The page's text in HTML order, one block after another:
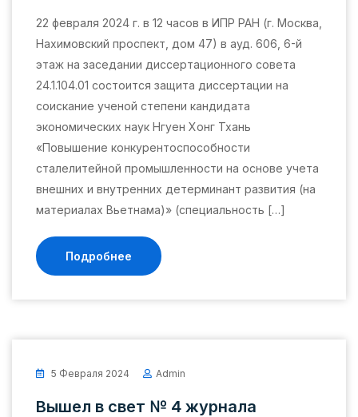
22 февраля 2024 г. в 12 часов в ИПР РАН (г. Москва,
Нахимовский проспект, дом 47) в ауд. 606, 6-й
этаж на заседании диссертационного совета
24.1.104.01 состоится защита диссертации на
соискание ученой степени кандидата
экономических наук Нгуен Хонг Тхань
«Повышение конкурентоспособности
сталелитейной промышленности на основе учета
внешних и внутренних детерминант развития (на
материалах Вьетнама)» (специальность […]
Подробнее
5 Февраля 2024 Admin
Вышел в свет № 4 журнала